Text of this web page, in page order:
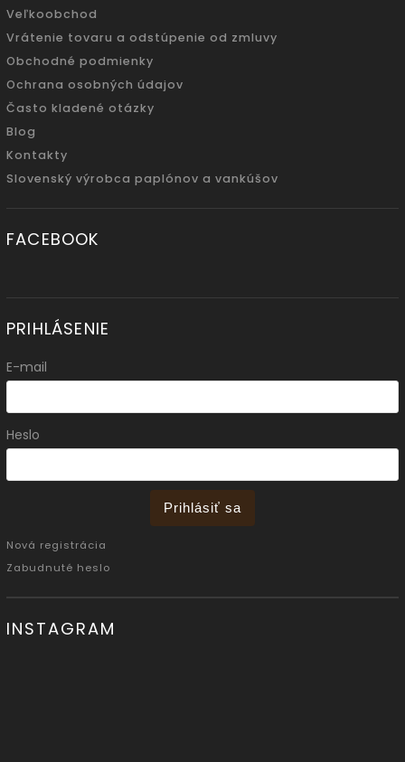
Veľkoobchod
Vrátenie tovaru a odstúpenie od zmluvy
Obchodné podmienky
Ochrana osobných údajov
Často kladené otázky
Blog
Kontakty
Slovenský výrobca paplónov a vankúšov
FACEBOOK
PRIHLÁSENIE
E-mail
Heslo
Prihlásiť sa
Nová registrácia
Zabudnuté heslo
INSTAGRAM